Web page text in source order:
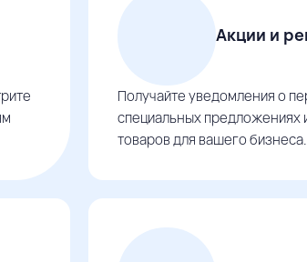
Акции и
Получайте уведомления о
специальных предложениях
товаров для вашего бизнеса.